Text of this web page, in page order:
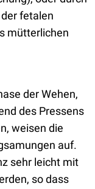
fetalen
mütterlichen
der Wehen,
des Pressens
weisen die
auf.
sehr leicht mit
so dass